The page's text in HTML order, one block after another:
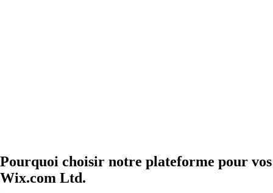
Pourquoi choisir notre plateforme pour vos
Wix.com Ltd.